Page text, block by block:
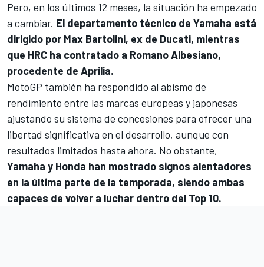
Pero, en los últimos 12 meses, la situación ha empezado
a cambiar. El departamento técnico de Yamaha está
dirigido por Max Bartolini, ex de Ducati, mientras
que HRC ha contratado a Romano Albesiano,
procedente de Aprilia.
MotoGP también ha respondido al abismo de
rendimiento entre las marcas europeas y japonesas
ajustando su sistema de concesiones para ofrecer una
libertad significativa en el desarrollo, aunque con
resultados limitados hasta ahora. No obstante,
Yamaha y Honda han mostrado signos alentadores
en la última parte de la temporada, siendo ambas
capaces de volver a luchar dentro del Top 10.